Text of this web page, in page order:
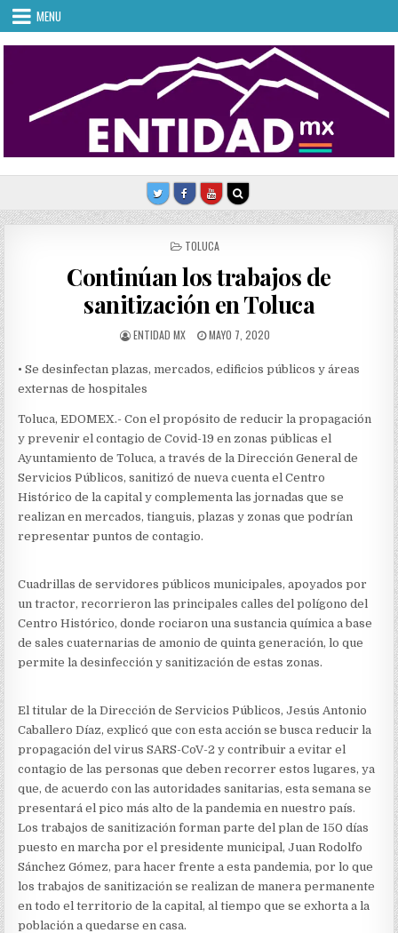
Skip
content
MENU
POSTED
TOLUCA
Continúan los trabajos de
sanitización en Toluca
AUTHOR:
ENTIDAD MX
PUBLISHED
MAYO 7, 2020
• Se desinfectan plazas, mercados, edificios públicos y áreas
externas de hospitales
Toluca, EDOMEX.- Con el propósito de reducir la propagación
y prevenir el contagio de Covid-19 en zonas públicas el
Ayuntamiento de Toluca, a través de la Dirección General de
Servicios Públicos, sanitizó de nueva cuenta el Centro
Histórico de la capital y complementa las jornadas que se
realizan en mercados, tianguis, plazas y zonas que podrían
representar puntos de contagio.
Cuadrillas de servidores públicos municipales, apoyados por
un tractor, recorrieron las principales calles del polígono del
Centro Histórico, donde rociaron una sustancia química a base
de sales cuaternarias de amonio de quinta generación, lo que
permite la desinfección y sanitización de estas zonas.
El titular de la Dirección de Servicios Públicos, Jesús Antonio
Caballero Díaz, explicó que con esta acción se busca reducir la
propagación del virus SARS-CoV-2 y contribuir a evitar el
contagio de las personas que deben recorrer estos lugares, ya
que, de acuerdo con las autoridades sanitarias, esta semana se
presentará el pico más alto de la pandemia en nuestro país.
Los trabajos de sanitización forman parte del plan de 150 días
puesto en marcha por el presidente municipal, Juan Rodolfo
Sánchez Gómez, para hacer frente a esta pandemia, por lo que
los trabajos de sanitización se realizan de manera permanente
en todo el territorio de la capital, al tiempo que se exhorta a la
población a quedarse en casa.